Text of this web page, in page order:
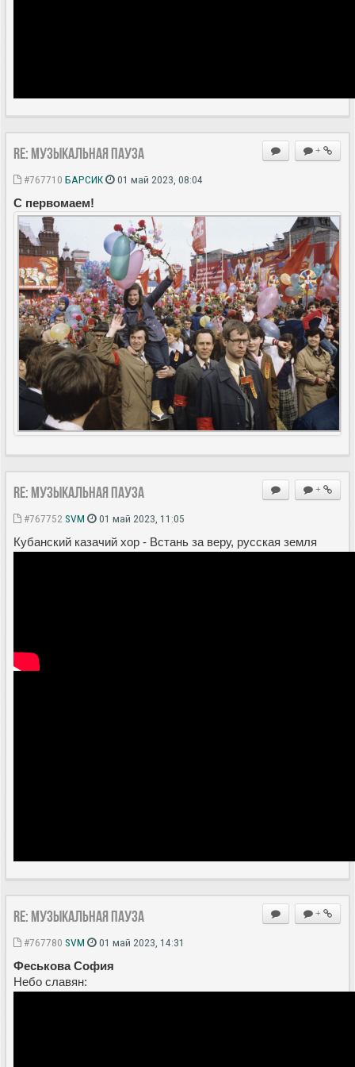
+
Re: Музыкальная пауза
#767710 БАРСИК 01 май 2023, 08:04
С первомаем!
+
Re: Музыкальная пауза
#767752 SVM 01 май 2023, 11:05
Кубанский казачий хор - Встань за веру, русская земля
+
Re: Музыкальная пауза
#767780 SVM 01 май 2023, 14:31
Феськова София
Небо славян: